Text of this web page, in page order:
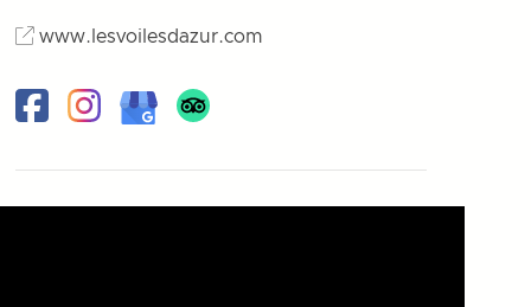
www.lesvoilesdazur.com
FacebookInstagram